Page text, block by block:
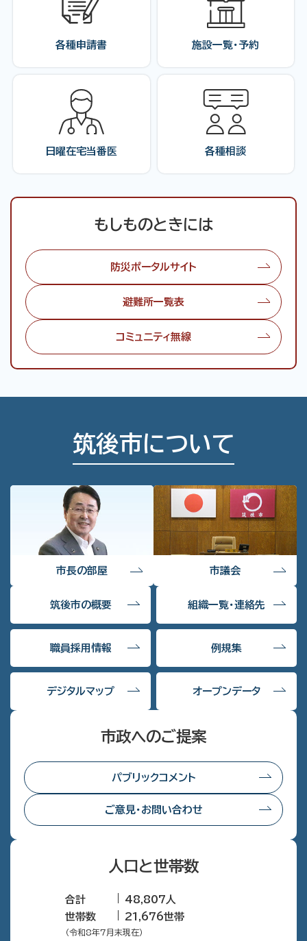
各種申請書 施設一覧・予約
日曜在宅当番医 各種相談
もしものときには
防災ポータルサイト
避難所一覧表
コミュニティ無線
筑後市について
市長の部屋 市議会
筑後市の概要 組織一覧・連絡先
職員採用情報 例規集
デジタルマップ オープンデータ
市政へのご提案
パブリックコメント
ご意見・お問い合わせ
人口と世帯数
合計
48,807人
世帯数
21,676世帯
（令和8年7月末現在）